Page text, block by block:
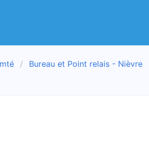
Bureau et Point relais - Nièvre